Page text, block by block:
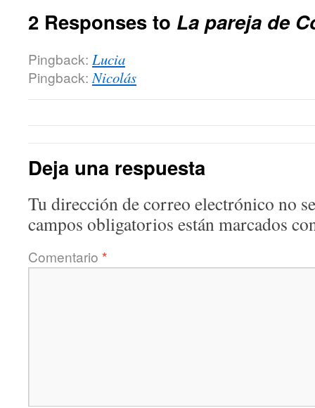
2 Responses to La pareja de
Pingback: Lucia
Pingback: Nicolás
Deja una respuesta
Tu dirección de correo electrónico no
campos obligatorios están marcados
Comentario *